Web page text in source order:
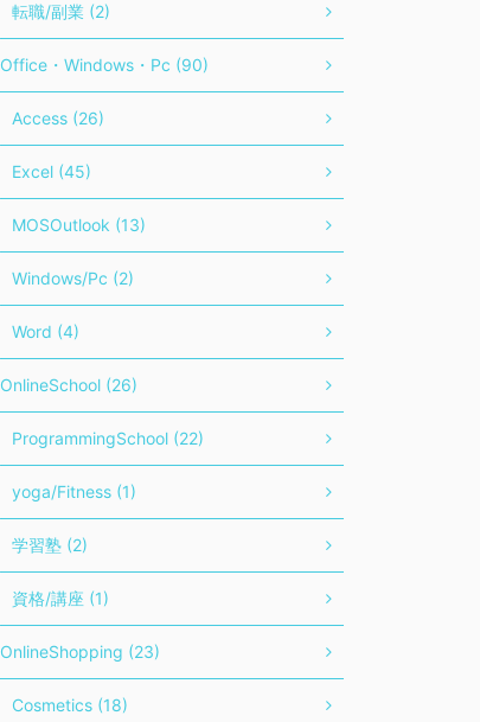
転職/副業 (2)
Office・Windows・Pc (90)
Access (26)
Excel (45)
MOSOutlook (13)
Windows/Pc (2)
Word (4)
OnlineSchool (26)
ProgrammingSchool (22)
yoga/Fitness (1)
学習塾 (2)
資格/講座 (1)
OnlineShopping (23)
Cosmetics (18)